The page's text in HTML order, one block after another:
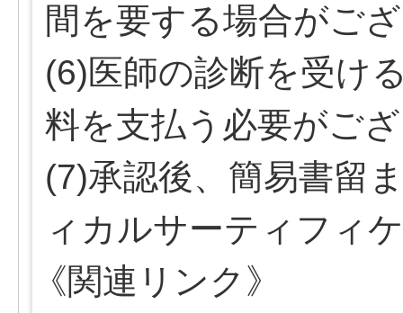
間を要する場合がご
(6)医師の診断を受け
料を支払う必要がご
(7)承認後、簡易書留
ィカルサーティフィ
《関連リンク》